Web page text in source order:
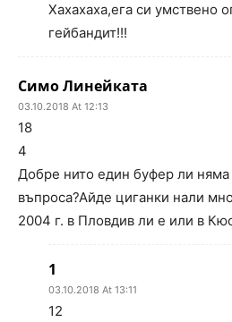
Хахахаха,ега си умствено
гейбандит!!!
Симо Линейката
03.10.2018 At 12:13
18
4
Добре нито един буфер ли няма
въпроса?Айде циганки нали
2004 г. в Пловдив ли е или в
1
03.10.2018 At 13:11
12